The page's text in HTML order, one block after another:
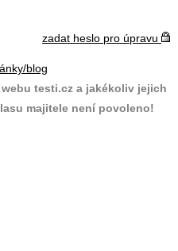
zadat heslo pro úpravu
blog
testi.cz a jakékoliv jejich
majitele není povoleno!